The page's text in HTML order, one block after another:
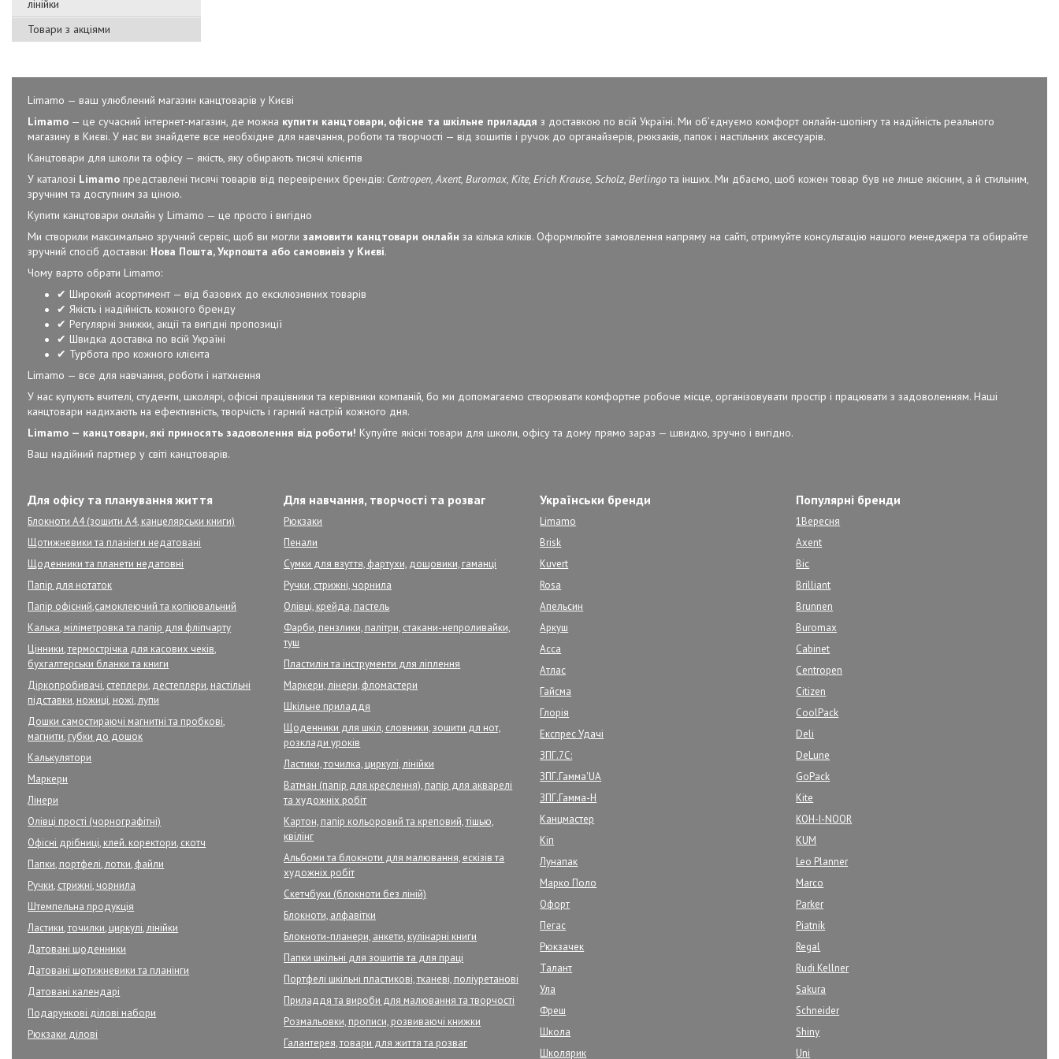
лінійки
Товари з акціями
Limamo — ваш улюблений магазин канцтоварів у Києві
Limamo — це сучасний інтернет-магазин, де можна купити канцтовари, офісне та шкільне приладдя з доставкою по всій Україні. Ми об’єднуємо комфорт онлайн-шопінгу та надійність реального
магазину в Києві. У нас ви знайдете все необхідне для навчання, роботи та творчості — від зошитів і ручок до органайзерів, рюкзаків, папок і настільних аксесуарів.
Канцтовари для школи та офісу — якість, яку обирають тисячі клієнтів
У каталозі Limamo представлені тисячі товарів від перевірених брендів: Centropen, Axent, Buromax, Kite, Erich Krause, Scholz, Berlingoта інших. Ми дбаємо, щоб кожен товар був не лише якісним, а й стильним,
зручним та доступним за ціною.
Купити канцтовари онлайн у Limamo — це просто і вигідно
Ми створили максимально зручний сервіс, щоб ви могли замовити канцтовари онлайн за кілька кліків. Оформлюйте замовлення напряму на сайті, отримуйте консультацію нашого менеджера та обирайте
зручний спосіб доставки: Нова Пошта, Укрпошта або самовивіз у Києві.
Чому варто обрати Limamo:
✔ Широкий асортимент — від базових до ексклюзивних товарів
✔ Якість і надійність кожного бренду
✔ Регулярні знижки, акції та вигідні пропозиції
✔ Швидка доставка по всій Україні
✔ Турбота про кожного клієнта
Limamo — все для навчання, роботи і натхнення
У нас купують вчителі, студенти, школярі, офісні працівники та керівники компаній, бо ми допомагаємо створювати комфортне робоче місце, організовувати простір і працювати з задоволенням. Наші
канцтовари надихають на ефективність, творчість і гарний настрій кожного дня.
Limamo — канцтовари, які приносять задоволення від роботи! Купуйте якісні товари для школи, офісу та дому прямо зараз — швидко, зручно і вигідно.
Ваш надійний партнер у світі канцтоварів.
Для офісу та планування життя
Блокноти А4 (зошити А4, канцелярськи книги)
Щотижневики та планінги недатовані
Щоденники та планети недатовні
Папір для нотаток
Папір офісний,самоклеючий та копіювальний
Калька, міліметровка та папір для фліпчарту
Цінники, термострічка для касових чеків,
бухгалтерськи бланки та книги
Діркопробивачі, степлери, дестеплери, настільні
підставки, ножиці, ножі, лупи
Дошки самостираючі магнитні та пробкові,
магнити, губки до дошок
Калькулятори
Маркери
Лінери
Олівці прості (чорнографітні)
Офісні дрібниці, клей. коректори, скотч
Папки, портфелі, лотки, файли
Ручки, стрижні, чорнила
Штемпельна продукція
Ластики, точилки, циркулі, лінійки
Датовані щоденники
Датовані щотижневики та планінги
Датовані календарі
Подарункові ділові набори
Рюкзаки ділові
Для навчання, творчості та розваг
Рюкзаки
Пенали
Сумки для взуття, фартухи, дощовики, гаманці
Ручки, стрижні, чорнила
Олівці, крейда, пастель
Фарби, пензлики, палітри, стакани-непроливайки,
туш
Пластилін та інструменти для ліплення
Маркери, лінери, фломастери
Шкільне приладдя
Щоденники для шкіл, словники, зошити дл нот,
розклади уроків
Ластики, точилка, циркулі, лінійки
Ватман (папір для креслення), папір для акварелі
та художніх робіт
Картон, папір кольоровий та креповий, тішью,
квілінг
Альбоми та блокноти для малювання, ескізів та
художніх робіт
Скетчбуки (блокноти без ліній)
Блокноти, алфавітки
Блокноти-планери, анкети, кулінарні книги
Папки шкільні для зошитів та для праці
Портфелі шкільні пластикові, тканеві, поліуретанові
Приладдя та вироби для малювання та творчості
Розмальовки, прописи, розвиваючі книжки
Галантерея, товари для життя та розваг
Українськи бренди
Limamo
Brisk
Kuvert
Rosa
Апельсин
Аркуш
Асса
Атлас
Гайсма
Глорія
Експрес Удачі
ЗПГ.7С:
ЗПГ.Гамма'UA
ЗПГ.Гамма-Н
Канцмастер
Кіп
Лунапак
Марко Поло
Офорт
Пегас
Рюкзачек
Талант
Ула
Фреш
Школа
Школярик
Популярні бренди
1Вересня
Axent
Bic
Brilliant
Brunnen
Buromax
Cabinet
Centropen
Citizen
CoolPack
Deli
DeLune
GoPack
Kite
KOH-I-NOOR
KUM
Leo Planner
Marco
Parker
Piatnik
Regal
Rudi Kellner
Sakura
Schneider
Shiny
Uni